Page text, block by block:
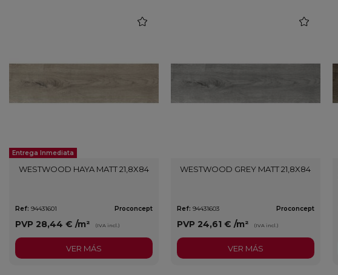
Entrega Inmediata
WESTWOOD HAYA MATT 21,8X84
Ref: 94431601 Proconcept
PVP 28,44 € /m² (IVA incl.)
favorite
VER MÁS
WESTWOOD GREY MATT 21,8X84
Ref: 94431603 Proconcept
PVP 24,61 € /m² (IVA incl.)
favorite
VER MÁS